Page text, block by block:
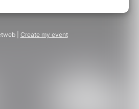
| Create my event